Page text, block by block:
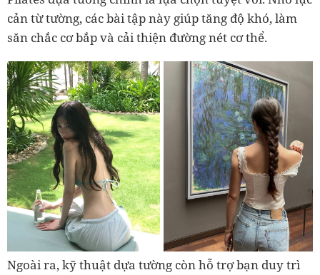
cản từ tường, các bài tập này giúp tăng độ khó, làm
săn chắc cơ bắp và cải thiện đường nét cơ thể.
Ngoài ra, kỹ thuật dựa tường còn hỗ trợ bạn duy trì